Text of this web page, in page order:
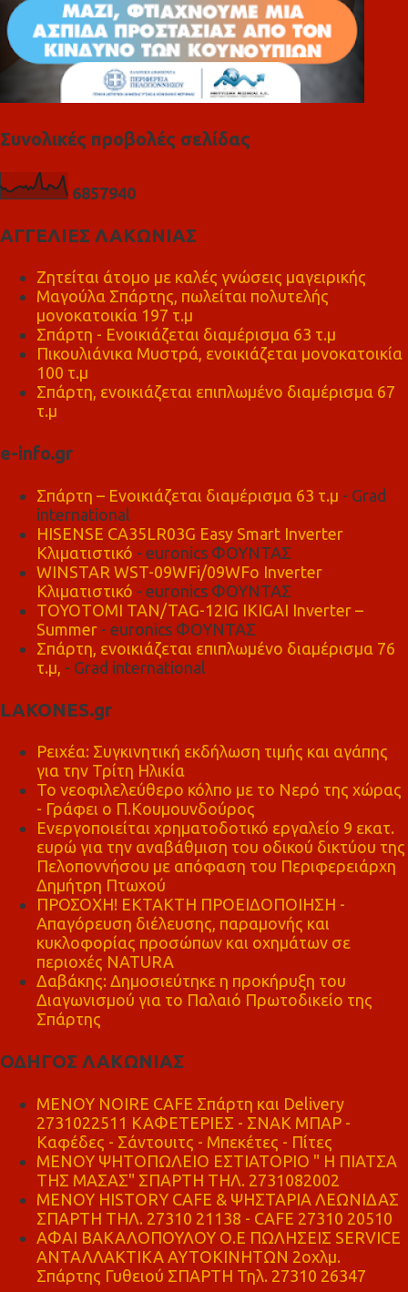
Συνολικές προβολές σελίδας
6857940
ΑΓΓΕΛΙΕΣ ΛΑΚΩΝΙΑΣ
Ζητείται άτομο με καλές γνώσεις μαγειρικής
Μαγούλα Σπάρτης, πωλείται πολυτελής
μονοκατοικία 197 τ.μ
Σπάρτη - Ενοικιάζεται διαμέρισμα 63 τ.μ
Πικουλιάνικα Μυστρά, ενοικιάζεται μονοκατοικία
100 τ.μ
Σπάρτη, ενοικιάζεται επιπλωμένο διαμέρισμα 67
τ.μ
e-info.gr
Σπάρτη – Ενοικιάζεται διαμέρισμα 63 τ.μ - Grad
international
HISENSE CA35LR03G Easy Smart Inverter
Κλιματιστικό - euronics ΦΟΥΝΤΑΣ
WINSTAR WST-09WFi/09WFo Inverter
Κλιματιστικό - euronics ΦΟΥΝΤΑΣ
TOYOTOMI TAN/TAG-12IG IKIGAI Inverter –
Summer - euronics ΦΟΥΝΤΑΣ
Σπάρτη, ενοικιάζεται επιπλωμένο διαμέρισμα 76
τ.μ, - Grad international
LAKONES.gr
Ρειχέα: Συγκινητική εκδήλωση τιμής και αγάπης
για την Τρίτη Ηλικία
Το νεοφιλελεύθερο κόλπο με το Νερό της χώρας
- Γράφει ο Π.Κουμουνδούρος
Ενεργοποιείται χρηματοδοτικό εργαλείο 9 εκατ.
ευρώ για την αναβάθμιση του οδικού δικτύου της
Πελοποννήσου με απόφαση του Περιφερειάρχη
Δημήτρη Πτωχού
ΠΡΟΣΟΧΗ! ΕΚΤΑΚΤΗ ΠΡΟΕΙΔΟΠΟΙΗΣΗ -
Απαγόρευση διέλευσης, παραμονής και
κυκλοφορίας προσώπων και οχημάτων σε
περιοχές NATURA
Δαβάκης: Δημοσιεύτηκε η προκήρυξη του
Διαγωνισμού για το Παλαιό Πρωτοδικείο της
Σπάρτης
ΟΔΗΓΟΣ ΛΑΚΩΝΙΑΣ
MENOY NOIRE CAFE Σπάρτη και Delivery
2731022511 ΚΑΦΕΤΕΡΙΕΣ - ΣΝΑΚ ΜΠΑΡ -
Καφέδες - Σάντουιτς - Μπεκέτες - Πίτες
ΜΕΝΟΥ ΨΗΤΟΠΩΛΕΙΟ ΕΣΤΙΑΤΟΡΙΟ " Η ΠΙΑΤΣΑ
ΤΗΣ ΜΑΣΑΣ" ΣΠΑΡΤΗ ΤΗΛ. 2731082002
ΜΕΝΟΥ HISTORY CAFE & ΨΗΣΤΑΡΙΑ ΛΕΩΝΙΔΑΣ
ΣΠΑΡΤΗ ΤΗΛ. 27310 21138 - CAFE 27310 20510
ΑΦΑΙ ΒΑΚΑΛΟΠΟΥΛΟΥ Ο.Ε ΠΩΛΗΣΕΙΣ SERVICE
ΑΝΤΑΛΛΑΚΤΙΚΑ ΑΥΤΟΚΙΝΗΤΩΝ 2οχλμ.
Σπάρτης Γυθειού ΣΠΑΡΤΗ Τηλ. 27310 26347